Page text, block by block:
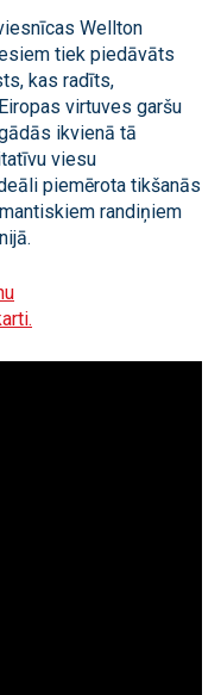
Wellton
tiek piedāvāts
kas radīts,
virtuves garšu
ikvienā tā
viesu
piemērota tikšanās
randiņiem